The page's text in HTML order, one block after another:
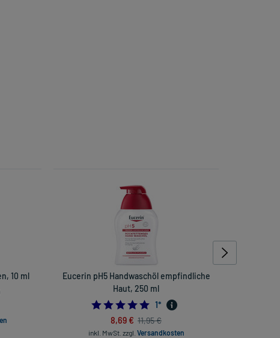
10 ml
Eucerin pH5 Handwaschöl empfindliche
Haut, 250 ml
5.0
1*
8,69 € 11,95 €
inkl. MwSt. zzgl. Versandkosten